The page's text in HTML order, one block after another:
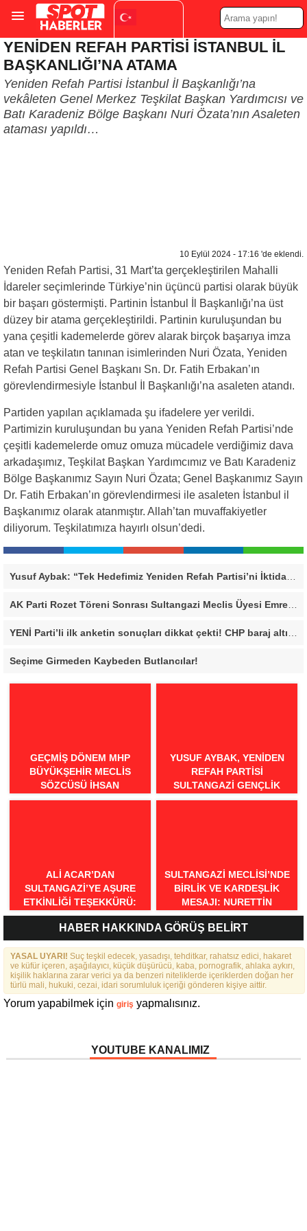
Turkish
YENİDEN REFAH PARTİSİ İSTANBUL İL
BAŞKANLIĞI’NA ATAMA
Yeniden Refah Partisi İstanbul İl Başkanlığı’na
vekâleten Genel Merkez Teşkilat Başkan Yardımcısı ve
Batı Karadeniz Bölge Başkanı Nuri Özata’nın Asaleten
ataması yapıldı…
10 Eylül 2024 - 17:16 'de eklendi.
Yeniden Refah Partisi, 31 Mart’ta gerçekleştirilen Mahalli
İdareler seçimlerinde Türkiye’nin üçüncü partisi olarak büyük
bir başarı göstermişti. Partinin İstanbul İl Başkanlığı’na üst
düzey bir atama gerçekleştirildi. Partinin kuruluşundan bu
yana çeşitli kademelerde görev alarak birçok başarıya imza
atan ve teşkilatın tanınan isimlerinden Nuri Özata, Yeniden
Refah Partisi Genel Başkanı Sn. Dr. Fatih Erbakan’ın
görevlendirmesiyle İstanbul İl Başkanlığı’na asaleten atandı.
Partiden yapılan açıklamada şu ifadelere yer verildi.
Partimizin kuruluşundan bu yana Yeniden Refah Partisi’nde
çeşitli kademelerde omuz omuza mücadele verdiğimiz dava
arkadaşımız, Teşkilat Başkan Yardımcımız ve Batı Karadeniz
Bölge Başkanımız Sayın Nuri Özata; Genel Başkanımız Sayın
Dr. Fatih Erbakan’ın görevlendirmesi ile asaleten İstanbul il
Başkanımız olarak atanmıştır. Allah’tan muvaffakiyetler
diliyorum. Teşkilatımıza hayırlı olsun’dedi.
Yusuf Aybak: “Tek Hedefimiz Yeniden Refah Partisi’ni İktidara Taşımak”
AK Parti Rozet Töreni Sonrası Sultangazi Meclis Üyesi Emrecan Durmuş’tan Sert Mesaj: “Biz Gücümüzü Makamlardan Değil, Halktan Alıyoruz”
Seçime Girmeden Kaybeden Butlancılar!
GEÇMİŞ DÖNEM MHP
BÜYÜKŞEHİR MECLİS
SÖZCÜSÜ İHSAN
BİLGİLİ’DEN BURSA İÇİN
YUSUF AYBAK, YENIDEN
REFAH PARTISI
SULTANGAZI GENÇLIK
KOLLARI BAŞKANI OLDU
ALI ACAR’DAN
SULTANGAZI’YE AŞURE
ETKINLIĞI TEŞEKKÜRÜ:
“BIRLIKTE GÜÇLÜYÜZ,
BIRLIKTE DAHA GÜZELIZ”
SULTANGAZI MECLISI’NDE
BIRLIK VE KARDEŞLIK
MESAJI: NURETTIN
NARIN’DEN RAHMI KOÇ’UN
SÖZLERINE TEPKI
HABER HAKKINDA GÖRÜŞ BELİRT
YASAL UYARI! Suç teşkil edecek, yasadışı, tehditkar, rahatsız edici, hakaret
ve küfür içeren, aşağılayıcı, küçük düşürücü, kaba, pornografik, ahlaka aykırı,
kişilik haklarına zarar verici ya da benzeri niteliklerde içeriklerden doğan her
türlü mali, hukuki, cezai, idari sorumluluk içeriği gönderen kişiye aittir.
Yorum yapabilmek için giriş yapmalısınız.
YOUTUBE KANALIMIZ